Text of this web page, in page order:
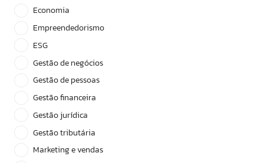
Economia
Empreendedorismo
ESG
Gestão de negócios
Gestão de pessoas
Gestão financeira
Gestão jurídica
Gestão tributária
Marketing e vendas